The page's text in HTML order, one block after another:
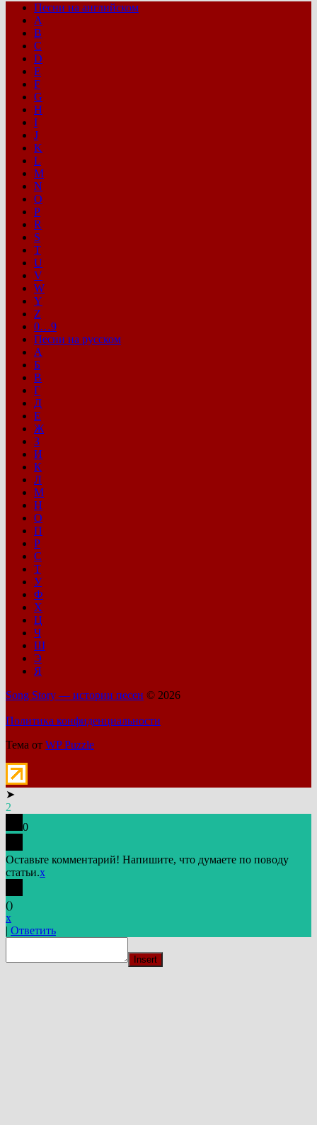
Песни на английском
A
B
C
D
E
F
G
H
I
J
K
L
M
N
O
P
R
S
T
U
V
W
Y
Z
0…9
Песни на русском
А
Б
В
Г
Д
Е
Ж
З
И
К
Л
М
Н
О
П
Р
С
Т
У
Ф
Х
Ц
Ч
Ш
Э
Я
Song Story — истории песен © 2026
Политика конфиденциальности
Тема от WP Puzzle
➤
2
0
Оставьте комментарий! Напишите, что думаете по поводу
статьи.x
()
x
| Ответить
Insert